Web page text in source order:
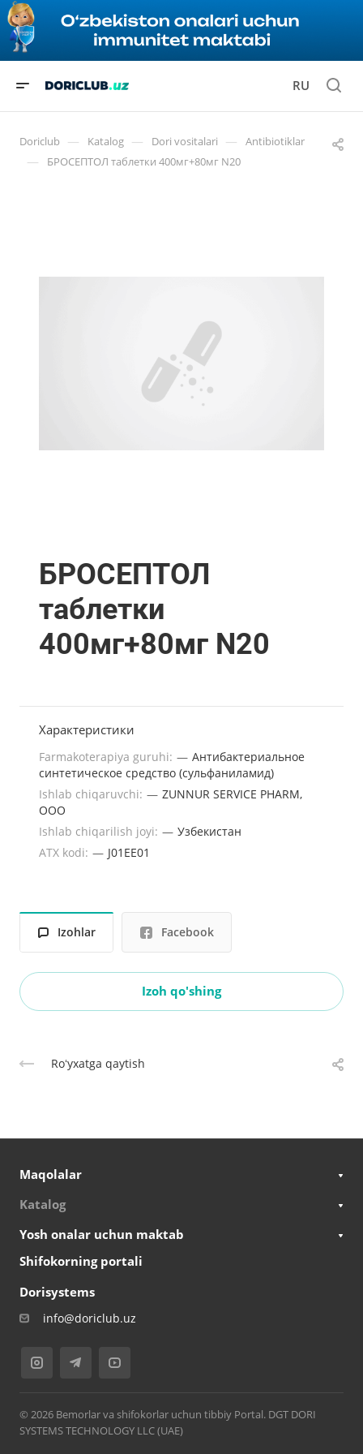
RU
Doriclub — Katalog — Dori vositalari — Antibiotiklar
— БРОСЕПТОЛ таблетки 400мг+80мг N20
БРОСЕПТОЛ
таблетки
400мг+80мг N20
Характеристики
Farmakoterapiya guruhi: — Антибактериальное
синтетическое средство (сульфаниламид)
Ishlab chiqaruvchi: — ZUNNUR SERVICE PHARM,
ООО
Ishlab chiqarilish joyi: — Узбекистан
ATX kodi: — J01EE01
Izohlar Facebook
Izoh qo'shing
Roʻyxatga qaytish
Maqolalar
Katalog
Yosh onalar uchun maktab
Shifokorning portali
Dorisystems
info@doriclub.uz
© 2026 Bemorlar va shifokorlar uchun tibbiy Portal. DGT DORI
SYSTEMS TECHNOLOGY LLC (UAE)